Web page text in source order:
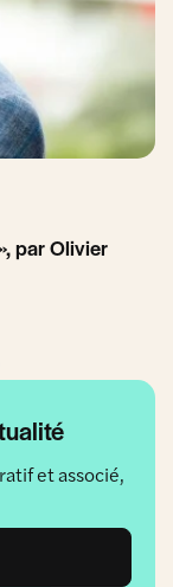
et associé,
par Olivier